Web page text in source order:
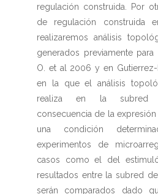
regulación construida. Por
de regulación construida
realizaremos análisis
generados previamente para
O. et al 2006 y en Gutierrez-
en la que el análisis
realiza en la subred
consecuencia de la
una condición
experimentos de
casos como el del
resultados entre la subred de
serán comparados dado